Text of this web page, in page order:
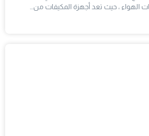
، حيث تعد أجهزة المكيفات من…